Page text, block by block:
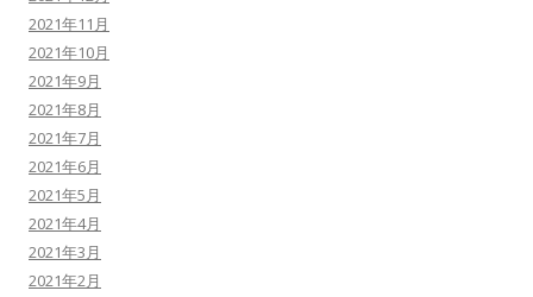
2021年11月
2021年10月
2021年9月
2021年8月
2021年7月
2021年6月
2021年5月
2021年4月
2021年3月
2021年2月